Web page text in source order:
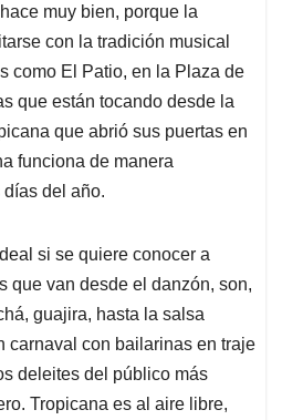
muy bien, porque la
con la tradición musical
como El Patio, en la Plaza de
que están tocando desde la
que abrió sus puertas en
funciona de manera
del año.
si se quiere conocer a
que van desde el danzón, son,
guajira, hasta la salsa
carnaval con bailarinas en traje
deleites del público más
Tropicana es al aire libre,